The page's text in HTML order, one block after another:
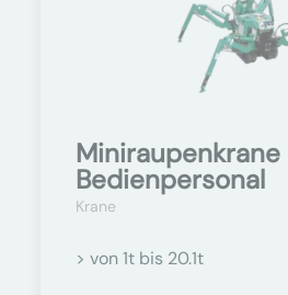
Bedienpersonal
Krane
> von 1t bis 20.1t